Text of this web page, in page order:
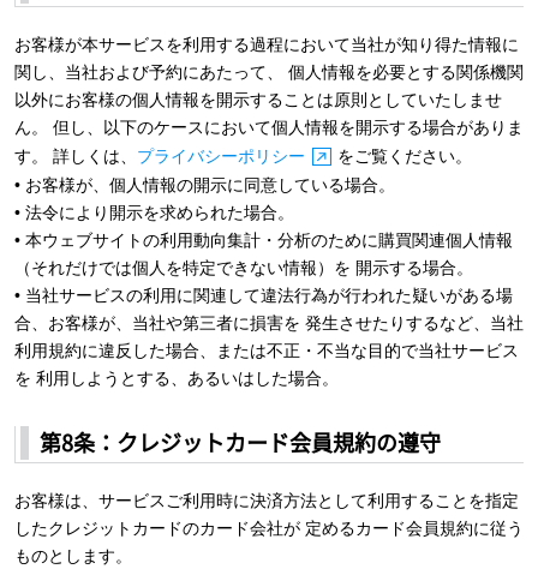
お客様が本サービスを利用する過程において当社が知り得た情報に
関し、当社および予約にあたって、 個人情報を必要とする関係機関
以外にお客様の個人情報を開示することは原則としていたしませ
ん。 但し、以下のケースにおいて個人情報を開示する場合がありま
す。 詳しくは、 プライバシーポリシー
をご覧ください。
• お客様が、個人情報の開示に同意している場合。
• 法令により開示を求められた場合。
• 本ウェブサイトの利用動向集計・分析のために購買関連個人情報
（それだけでは個人を特定できない情報）を 開示する場合。
• 当社サービスの利用に関連して違法行為が行われた疑いがある場
合、お客様が、当社や第三者に損害を 発生させたりするなど、当社
利用規約に違反した場合、または不正・不当な目的で当社サービス
を 利用しようとする、あるいはした場合。
第8条：クレジットカード会員規約の遵守
お客様は、サービスご利用時に決済方法として利用することを指定
したクレジットカードのカード会社が 定めるカード会員規約に従う
ものとします。